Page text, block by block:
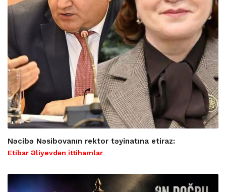
Nəcibə Nəsibovanın rektor təyinatına etiraz:
Etibar Əliyevdən ittihamlar